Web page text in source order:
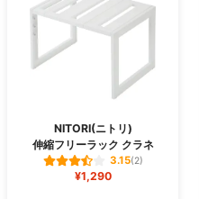
NITORI(ニトリ)
伸縮フリーラック クラネ
3.15(2)
¥1,290